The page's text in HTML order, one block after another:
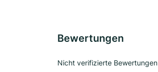
Bewertungen
Nicht verifizierte Bewertungen